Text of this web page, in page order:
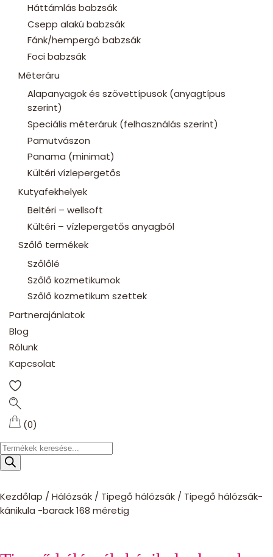
Háttámlás babzsák
Csepp alakú babzsák
Fánk/hempergó babzsák
Foci babzsák
Méteráru
Alapanyagok és szövettípusok (anyagtípus
szerint)
Speciális méteráruk (felhasználás szerint)
Pamutvászon
Panama (minimat)
Kültéri vízlepergetős
Kutyafekhelyek
Beltéri – wellsoft
Kültéri – vízlepergetős anyagból
Szőlő termékek
Szőlőlé
Szőlő kozmetikumok
Szőlő kozmetikum szettek
Partnerajánlatok
Blog
Rólunk
Kapcsolat
(0)
Products
search
Kezdőlap /Hálózsák / Tipegő hálózsák / Tipegő hálózsák-
kánikula -barack 168 méretig